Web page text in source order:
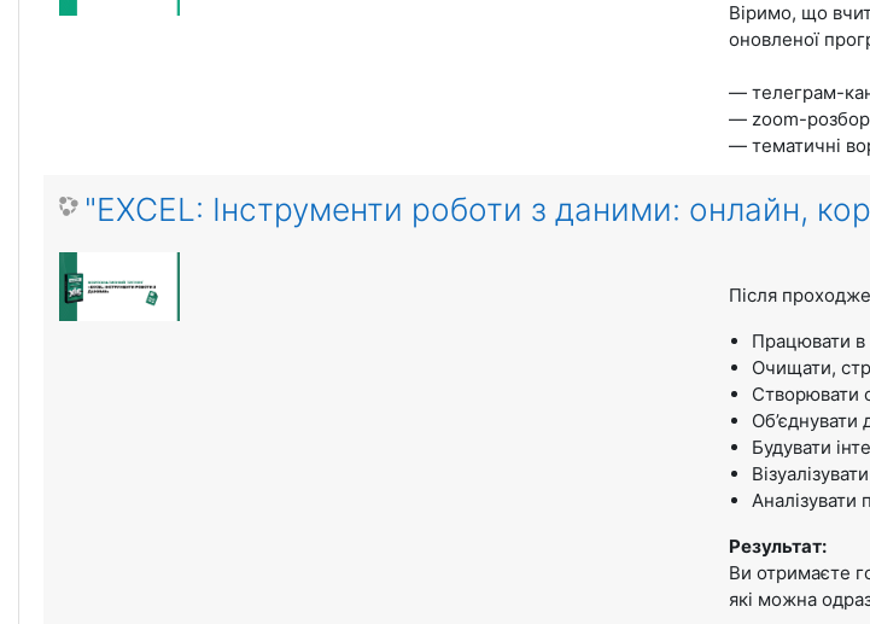
Віримо, що
оновленої
— телеграм-
— zoom-
— тематичні
"EXCEL: Інструменти роботи з даними: онлайн,
Після
Працювати в
Очищати,
Створювати
Об’єднувати
Будувати
Аналізувати
Результат:
Ви отримаєте
які можна